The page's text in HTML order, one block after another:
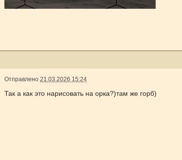
Отправлено21.03.2026 15:24
Так а как это нарисовать на орка?)там же горб)